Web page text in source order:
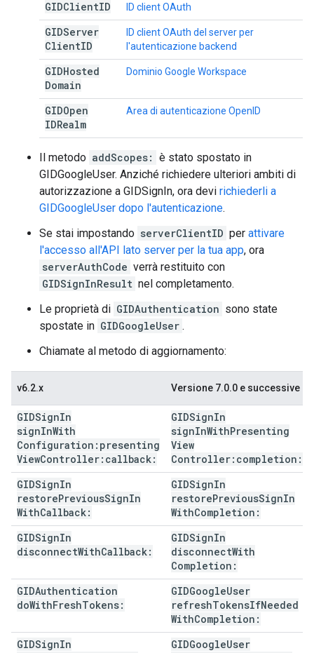
GIDClientID ID client OAuth
GIDServer
ClientID
ID client OAuth del server per
l'autenticazione backend
GIDHosted
Domain
Dominio Google Workspace
GIDOpen
IDRealm
Area di autenticazione OpenID
Il metodo addScopes: è stato spostato in
GIDGoogleUser. Anziché richiedere ulteriori ambiti di
autorizzazione a GIDSignIn, ora devi richiederli a
GIDGoogleUser dopo l'autenticazione.
Se stai impostando serverClientID per attivare
l'accesso all'API lato server per la tua app, ora
serverAuthCode verrà restituito con
GIDSignInResult nel completamento.
Le proprietà di GIDAuthentication sono state
spostate in GIDGoogleUser .
Chiamate al metodo di aggiornamento:
v6.2.x Versione 7.0.0 e successive
GIDSignIn
signInWith
Configuration:presenting
ViewController:callback:
GIDSignIn
signInWithPresenting
View
Controller:completion:
GIDSignIn
restorePreviousSignIn
WithCallback:
GIDSignIn
restorePreviousSignIn
WithCompletion:
GIDSignIn
disconnectWithCallback:
GIDSignIn
disconnectWith
Completion:
GIDAuthentication
doWithFreshTokens:
GIDGoogleUser
refreshTokensIfNeeded
WithCompletion:
GIDSignIn
GIDGoogleUser